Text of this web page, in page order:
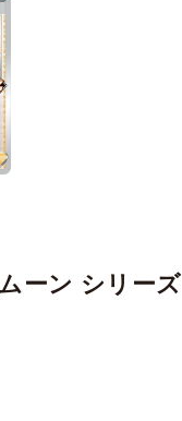
ーン シリーズ